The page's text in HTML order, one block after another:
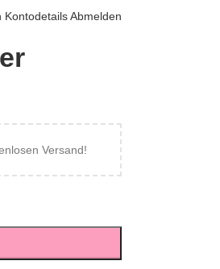
KontodetailsAbmelden
Versand!